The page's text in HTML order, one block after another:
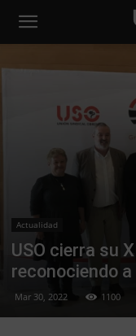
Actualidad
USO cierra su
reconociendo
Mar 30, 2022 1100